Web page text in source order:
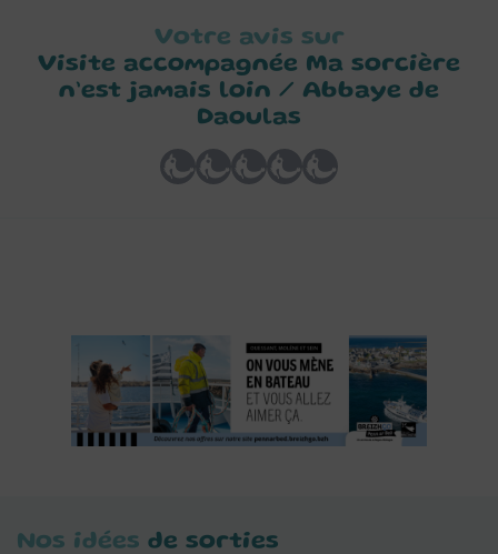
Votre avis sur
Visite accompagnée Ma sorcière
n’est jamais loin / Abbaye de
Daoulas
Nos idées de sorties